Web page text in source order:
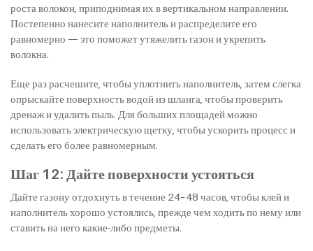
роста волокон, приподнимая их в вертикальном направлении.
Постепенно нанесите наполнитель и распределите его
равномерно — это поможет утяжелить газон и укрепить
волокна.
Еще раз расчешите, чтобы уплотнить наполнитель, затем слегка
опрыскайте поверхность водой из шланга, чтобы проверить
дренаж и удалить пыль. Для больших площадей можно
использовать электрическую щетку, чтобы ускорить процесс и
сделать его более равномерным.
Шаг 12: Дайте поверхности устояться
Дайте газону отдохнуть в течение 24–48 часов, чтобы клей и
наполнитель хорошо устоялись, прежде чем ходить по нему или
ставить на него какие-либо предметы.